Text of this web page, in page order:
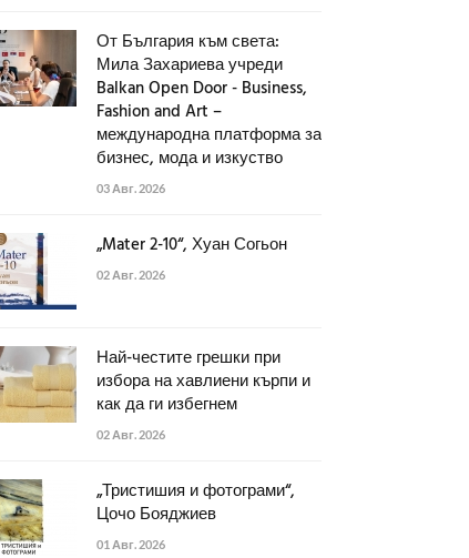
От България към света:
Мила Захариева учреди
Balkan Open Door - Business,
Fashion and Art –
международна платформа за
бизнес, мода и изкуство
03 Авг. 2026
„Mater 2-10“, Хуан Согьон
02 Авг. 2026
Най-честите грешки при
избора на хавлиени кърпи и
как да ги избегнем
02 Авг. 2026
„Тристишия и фотограми“,
Цочо Бояджиев
01 Авг. 2026